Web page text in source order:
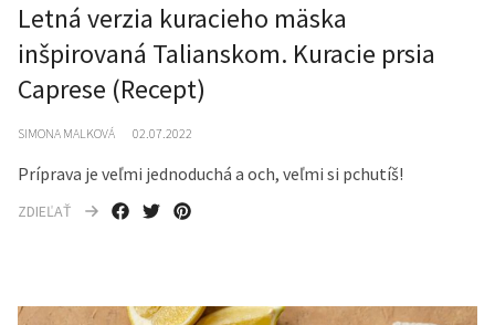
Letná verzia kuracieho mäska
inšpirovaná Talianskom. Kuracie prsia
Caprese (Recept)
SIMONA MALKOVÁ 02.07.2022
Príprava je veľmi jednoduchá a och, veľmi si pchutíš!
ZDIEĽAŤ